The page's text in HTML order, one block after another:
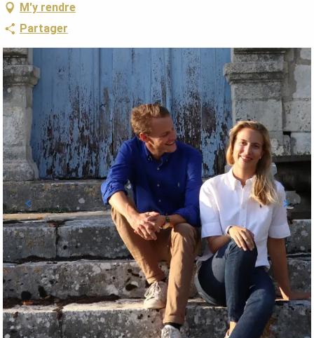
M'y rendre
Partager